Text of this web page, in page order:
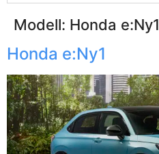
Modell: Honda e:Ny1
Honda e:Ny1